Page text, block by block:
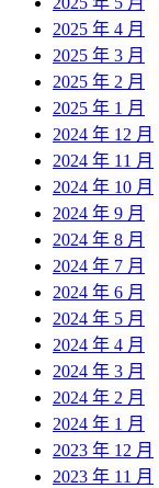
2025 年 4 月
2025 年 3 月
2025 年 2 月
2025 年 1 月
2024 年 12 月
2024 年 11 月
2024 年 10 月
2024 年 9 月
2024 年 8 月
2024 年 7 月
2024 年 6 月
2024 年 5 月
2024 年 4 月
2024 年 3 月
2024 年 2 月
2024 年 1 月
2023 年 12 月
2023 年 11 月